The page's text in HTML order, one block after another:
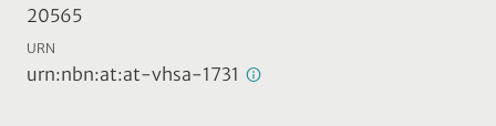
20565
URN
urn:nbn:at:at-vhsa-1731